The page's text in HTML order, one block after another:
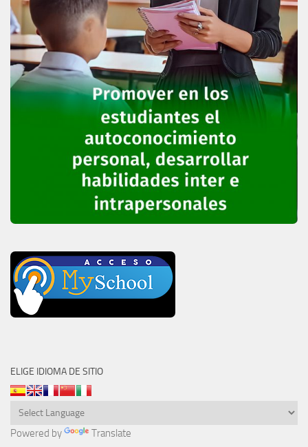
ELIGE IDIOMA DE SITIO
Powered by Translate